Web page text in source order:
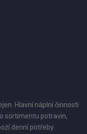
Hlavní náplní činnosti
sortimentu potravin,
denní potřeby.